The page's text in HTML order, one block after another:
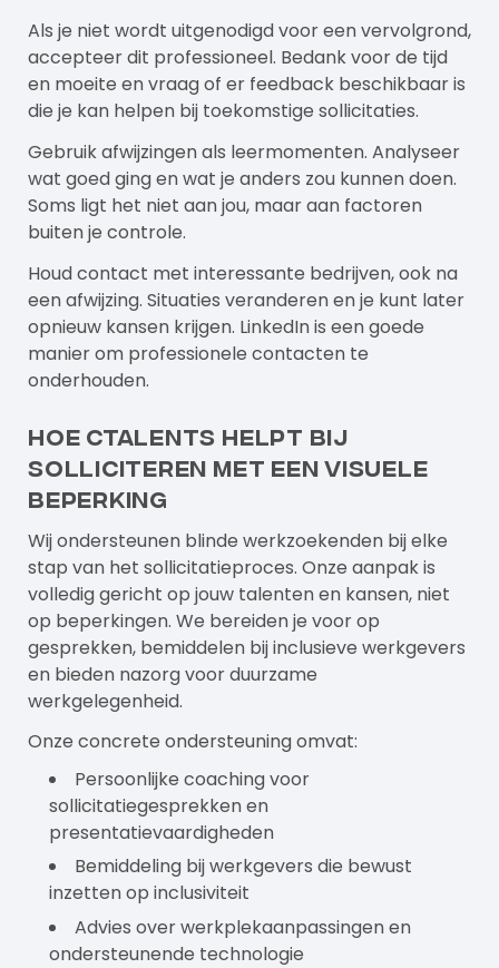
Als je niet wordt uitgenodigd voor een vervolgrond,
accepteer dit professioneel. Bedank voor de tijd
en moeite en vraag of er feedback beschikbaar is
die je kan helpen bij toekomstige sollicitaties.
Gebruik afwijzingen als leermomenten. Analyseer
wat goed ging en wat je anders zou kunnen doen.
Soms ligt het niet aan jou, maar aan factoren
buiten je controle.
Houd contact met interessante bedrijven, ook na
een afwijzing. Situaties veranderen en je kunt later
opnieuw kansen krijgen. LinkedIn is een goede
manier om professionele contacten te
onderhouden.
Hoe Ctalents helpt bij
solliciteren met een visuele
beperking
Wij ondersteunen blinde werkzoekenden bij elke
stap van het sollicitatieproces. Onze aanpak is
volledig gericht op jouw talenten en kansen, niet
op beperkingen. We bereiden je voor op
gesprekken, bemiddelen bij inclusieve werkgevers
en bieden nazorg voor duurzame
werkgelegenheid.
Onze concrete ondersteuning omvat:
Persoonlijke coaching voor
sollicitatiegesprekken en
presentatievaardigheden
Bemiddeling bij werkgevers die bewust
inzetten op inclusiviteit
Advies over werkplekaanpassingen en
ondersteunende technologie